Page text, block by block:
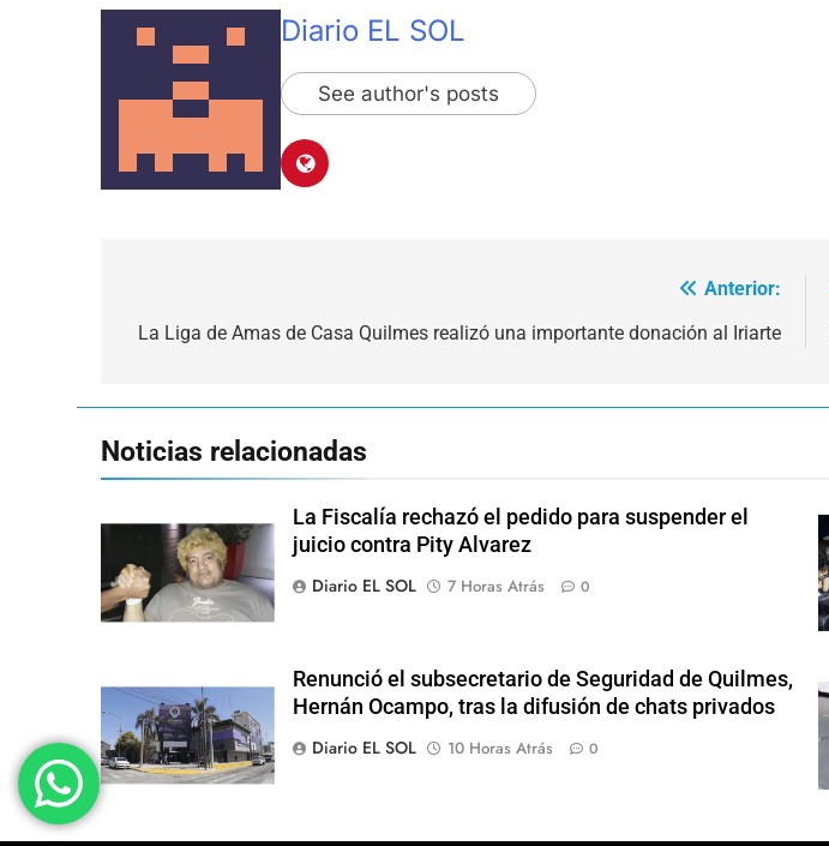
Diario EL SOL
See author's posts
de
Anterior:
La Liga de Amas de Casa Quilmes realizó una importante donación al Iriarte
Noticias relacionadas
La Fiscalía rechazó el pedido para suspender el
juicio contra Pity Alvarez
Diario EL SOL
7 Horas Atrás 0
Renunció el subsecretario de Seguridad de Quilmes,
Hernán Ocampo, tras la difusión de chats privados
Diario EL SOL
10 Horas Atrás 0